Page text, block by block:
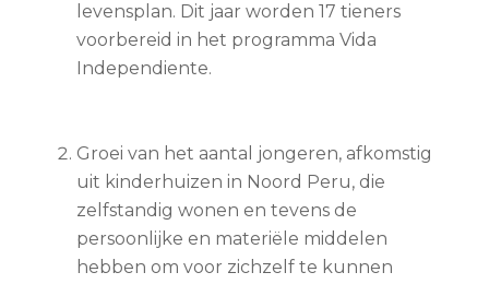
levensplan. Dit jaar worden 17 tieners
voorbereid in het programma Vida
Independiente.
Groei van het aantal jongeren, afkomstig
uit kinderhuizen in Noord Peru, die
zelfstandig wonen en tevens de
persoonlijke en materiële middelen
hebben om voor zichzelf te kunnen